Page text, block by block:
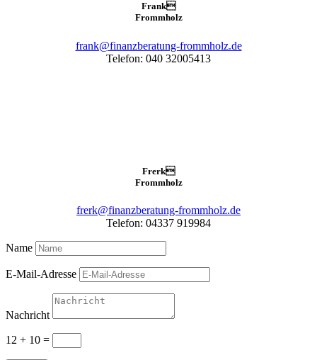
Frank
Frommholz
frank@finanzberatung-frommholz.de
Telefon: 040 32005413
Frerk
Frommholz
frerk@finanzberatung-frommholz.de
Telefon: 04337 919984
Name
E-Mail-Adresse
Nachricht
12 + 10 =